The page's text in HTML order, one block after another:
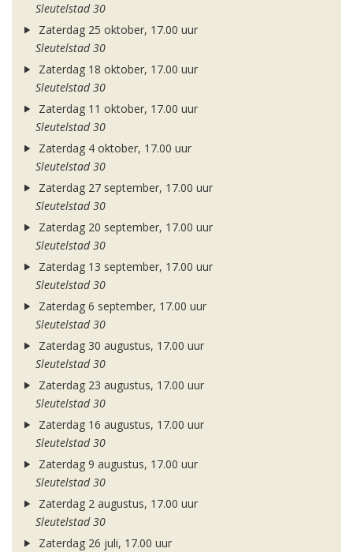
Sleutelstad 30
Zaterdag 25 oktober, 17.00 uur
Sleutelstad 30
Zaterdag 18 oktober, 17.00 uur
Sleutelstad 30
Zaterdag 11 oktober, 17.00 uur
Sleutelstad 30
Zaterdag 4 oktober, 17.00 uur
Sleutelstad 30
Zaterdag 27 september, 17.00 uur
Sleutelstad 30
Zaterdag 20 september, 17.00 uur
Sleutelstad 30
Zaterdag 13 september, 17.00 uur
Sleutelstad 30
Zaterdag 6 september, 17.00 uur
Sleutelstad 30
Zaterdag 30 augustus, 17.00 uur
Sleutelstad 30
Zaterdag 23 augustus, 17.00 uur
Sleutelstad 30
Zaterdag 16 augustus, 17.00 uur
Sleutelstad 30
Zaterdag 9 augustus, 17.00 uur
Sleutelstad 30
Zaterdag 2 augustus, 17.00 uur
Sleutelstad 30
Zaterdag 26 juli, 17.00 uur